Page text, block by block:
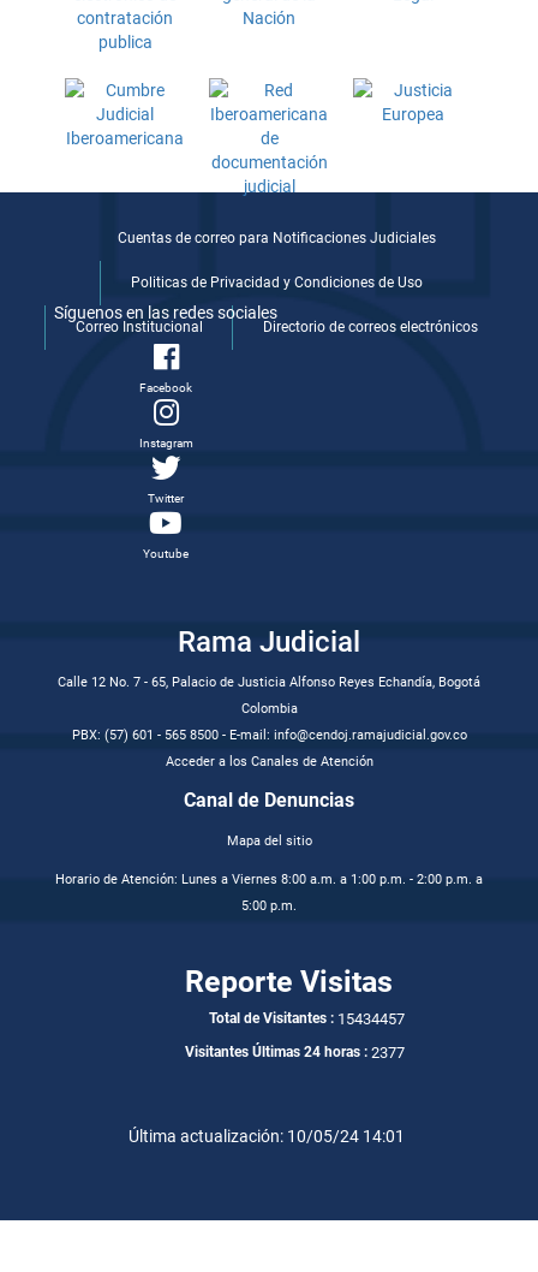
Cuentas de correo para Notificaciones Judiciales
Politicas de Privacidad y Condiciones de Uso
Correo Institucional Directorio de correos electrónicos
Síguenos en las redes sociales
Facebook
Instagram
Twitter
Youtube
Rama Judicial
Calle 12 No. 7 - 65, Palacio de Justicia Alfonso Reyes Echandía, Bogotá
Colombia
PBX: (57) 601 - 565 8500 - E-mail: info@cendoj.ramajudicial.gov.co
Acceder a los Canales de Atención
Canal de Denuncias
Mapa del sitio
Horario de Atención: Lunes a Viernes 8:00 a.m. a 1:00 p.m. - 2:00 p.m. a
5:00 p.m.
Reporte Visitas
Total de Visitantes : 15434457
Visitantes Últimas 24 horas : 2377
Última actualización: 10/05/24 14:01